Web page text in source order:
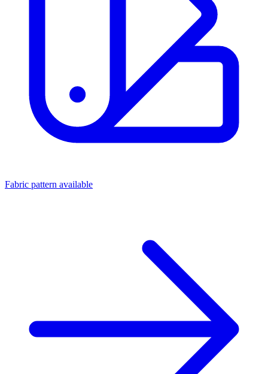
Fabric pattern available